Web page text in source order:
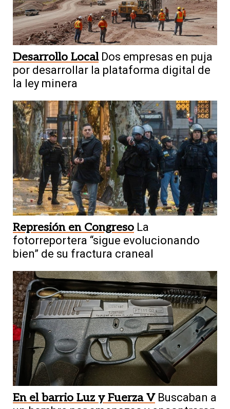
Desarrollo Local Dos empresas en puja
por desarrollar la plataforma digital de
la ley minera
Represión en Congreso La
fotorreportera “sigue evolucionando
bien” de su fractura craneal
En el barrio Luz y Fuerza V Buscaban a